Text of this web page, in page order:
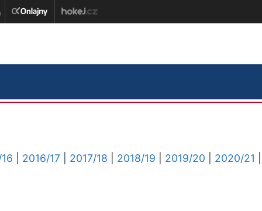
2016/17 2017/18 2018/19 2019/20 2020/21